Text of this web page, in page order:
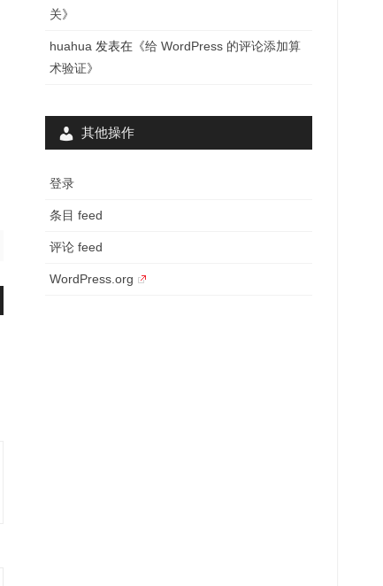
关》
huahua 发表在《给 WordPress 的评论添加算
术验证》
其他操作
登录
条目 feed
评论 feed
WordPress.org